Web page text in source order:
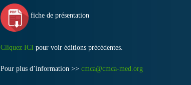
fiche de présentation
Cliquez ICI pour voir éditions précédentes.
Pour plus d’information >> cmca@cmca-med.org